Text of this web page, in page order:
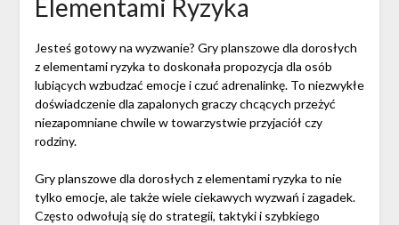
Elementami Ryzyka
Jesteś gotowy na wyzwanie? Gry planszowe dla dorosłych
z elementami ryzyka to doskonała propozycja dla osób
lubiących wzbudzać emocje i czuć adrenalinkę. To niezwykłe
doświadczenie dla zapalonych graczy chcących przeżyć
niezapomniane chwile w towarzystwie przyjaciół czy
rodziny.
Gry planszowe dla dorosłych z elementami ryzyka to nie
tylko emocje, ale także wiele ciekawych wyzwań i zagadek.
Często odwołują się do strategii, taktyki i szybkiego